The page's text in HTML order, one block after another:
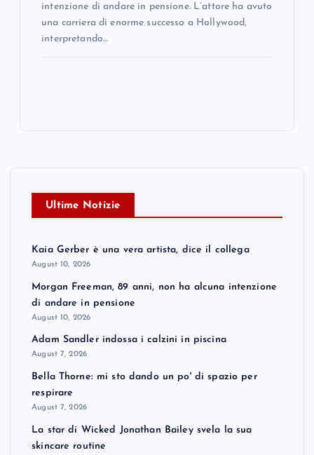
intenzione di andare in pensione. L’attore ha avuto
una carriera di enorme successo a Hollywood,
interpretando…
Ultime Notizie
Kaia Gerber è una vera artista, dice il collega
August 10, 2026
Morgan Freeman, 89 anni, non ha alcuna intenzione
di andare in pensione
August 10, 2026
Adam Sandler indossa i calzini in piscina
August 7, 2026
Bella Thorne: mi sto dando un po' di spazio per
respirare
August 7, 2026
La star di Wicked Jonathan Bailey svela la sua
skincare routine